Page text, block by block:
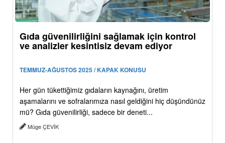
Gıda güvenilirliğini sağlamak için kontrol
ve analizler kesintisiz devam ediyor
TEMMUZ-AĞUSTOS 2025 / KAPAK KONUSU
Her gün tükettiğimiz gıdaların kaynağını, üretim
aşamalarını ve sofralarımıza nasıl geldiğini hiç düşündünüz
mü? Gıda güvenilirliği, sadece bir deneti...
Müge ÇEVİK